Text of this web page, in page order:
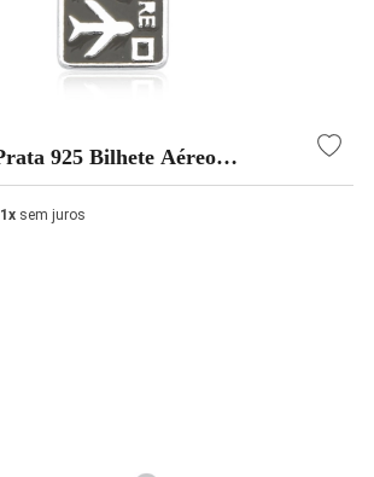
925 Bilhete Aéreo
1x sem juros